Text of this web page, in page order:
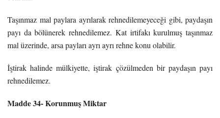
Taşınmaz mal paylara ayrılarak rehnedilemeyeceği gibi, paydaşın
payı da bölünerek rehnedilemez. Kat irtifakı kurulmuş taşınmaz
mal üzerinde, arsa payları ayrı ayrı rehne konu olabilir.
İştirak halinde mülkiyette, iştirak çözülmeden bir paydaşın payı
rehnedilemez.
Madde 34- Korunmuş Miktar